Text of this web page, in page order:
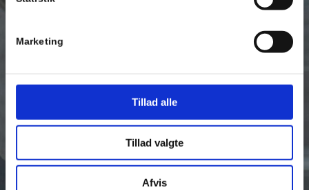
Marketing
Tillad alle
Tillad valgte
Afvis
eller
benytte dig af vores kontaktformular. Vi sidder klar til at
tage en snak om dine ønsker og behov.
SKRIV TIL OS